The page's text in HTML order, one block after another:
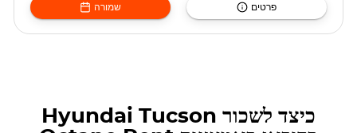
שמורה פרטים
כיצד לשכור Hyundai Tucson